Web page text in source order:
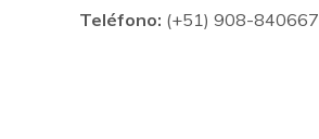
Teléfono: (+51) 908-840667